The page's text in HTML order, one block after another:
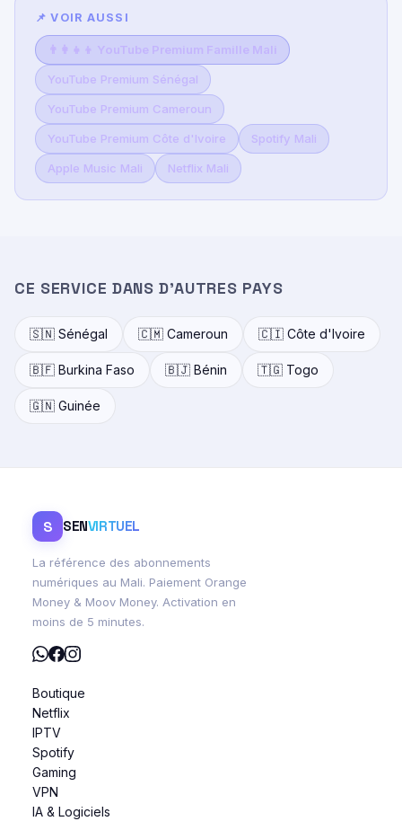
📌 VOIR AUSSI
👨‍👩‍👧‍👦 YouTube Premium Famille Mali
YouTube Premium Sénégal
YouTube Premium Cameroun
YouTube Premium Côte d'Ivoire Spotify Mali
Apple Music Mali Netflix Mali
CE SERVICE DANS D'AUTRES PAYS
🇸🇳 Sénégal 🇨🇲 Cameroun 🇨🇮 Côte d'Ivoire
🇧🇫 Burkina Faso 🇧🇯 Bénin 🇹🇬 Togo
🇬🇳 Guinée
S SENVIRTUEL
La référence des abonnements
numériques au Mali. Paiement Orange
Money & Moov Money. Activation en
moins de 5 minutes.
Boutique
Netflix
IPTV
Spotify
Gaming
VPN
IA & Logiciels